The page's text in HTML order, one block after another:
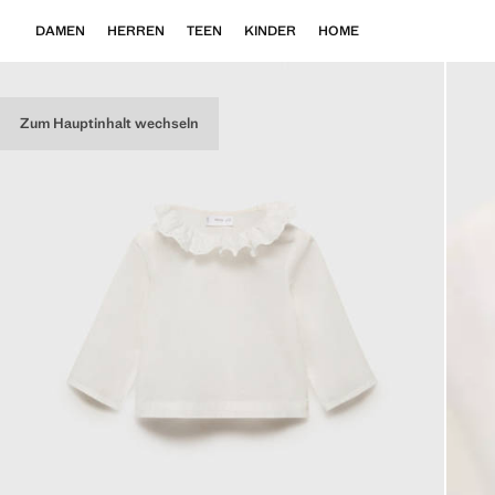
Zum Hauptinhalt wechseln
DAMEN HERREN TEEN KINDER HOME